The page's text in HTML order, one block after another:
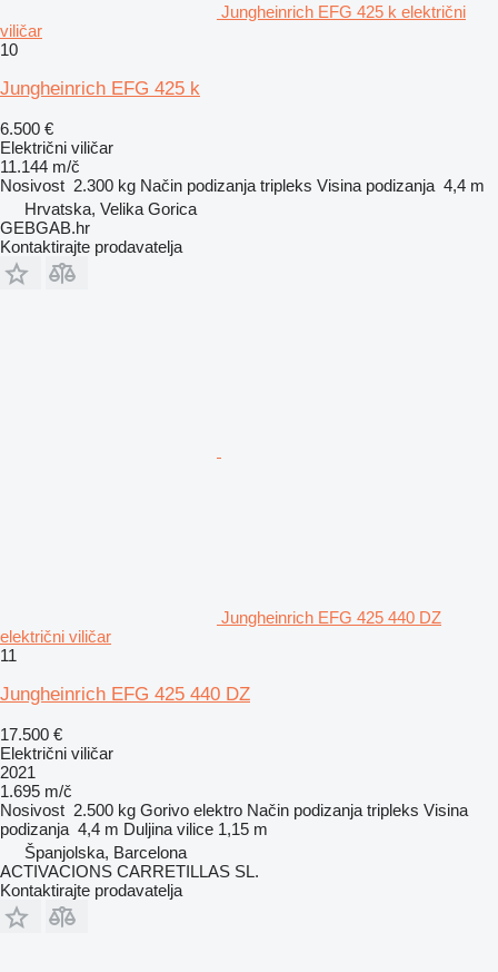
Jungheinrich EFG 425 k električni
viličar
10
Jungheinrich EFG 425 k
6.500 €
Električni viličar
11.144 m/č
Nosivost 2.300 kg Način podizanja tripleks Visina podizanja 4,4 m
Hrvatska, Velika Gorica
GEBGAB.hr
Kontaktirajte prodavatelja
Jungheinrich EFG 425 440 DZ
električni viličar
11
Jungheinrich EFG 425 440 DZ
17.500 €
Električni viličar
2021
1.695 m/č
Nosivost 2.500 kg Gorivo elektro Način podizanja tripleks Visina
podizanja 4,4 m Duljina vilice 1,15 m
Španjolska, Barcelona
ACTIVACIONS CARRETILLAS SL.
Kontaktirajte prodavatelja